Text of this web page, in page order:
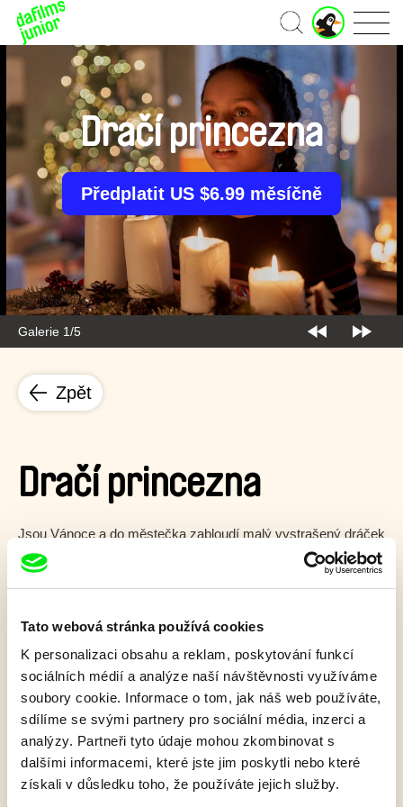
Tato webová stránka používá cookies
K personalizaci obsahu a reklam, poskytování funkcí
sociálních médií a analýze naší návštěvnosti využíváme
soubory cookie. Informace o tom, jak náš web používáte,
sdílíme se svými partnery pro sociální média, inzerci a
analýzy. Partneři tyto údaje mohou zkombinovat s
dalšími informacemi, které jste jim poskytli nebo které
získali v důsledku toho, že používáte jejich služby.
Domů
J
u
o
r
ú
č
Galerie 1/5
Dračí princezna
Předplatit US $6.99 měsíčně
Zpět
Dračí princezna
Jsou Vánoce a do městečka zabloudí malý vystrašený dráček
z bájné dračí země a převrátí letošní svátky klidu a míru
vzhůru nohama.
Film bohužel není dostupný :(
Omlouváme se, ale tento titul není ve vaší zemi k
dispozici.